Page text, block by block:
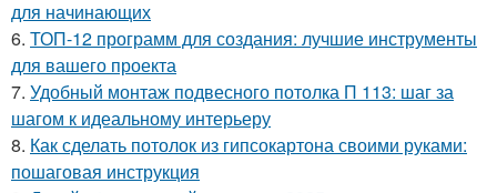
для начинающих
6. ТОП-12 программ для создания: лучшие инструменты
для вашего проекта
7. Удобный монтаж подвесного потолка П 113: шаг за
шагом к идеальному интерьеру
8. Как сделать потолок из гипсокартона своими руками:
пошаговая инструкция